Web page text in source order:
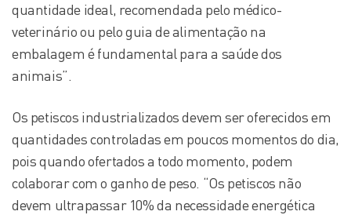
quantidade ideal, recomendada pelo médico-
veterinário ou pelo guia de alimentação na
embalagem é fundamental para a saúde dos
animais”.
Os petiscos industrializados devem ser oferecidos em
quantidades controladas em poucos momentos do dia,
pois quando ofertados a todo momento, podem
colaborar com o ganho de peso. “Os petiscos não
devem ultrapassar 10% da necessidade energética